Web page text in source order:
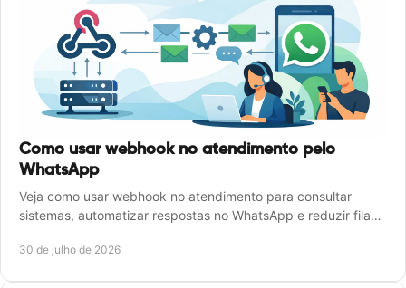
Como usar webhook no atendimento pelo
WhatsApp
Veja como usar webhook no atendimento para consultar
sistemas, automatizar respostas no WhatsApp e reduzir filas
30 de julho de 2026